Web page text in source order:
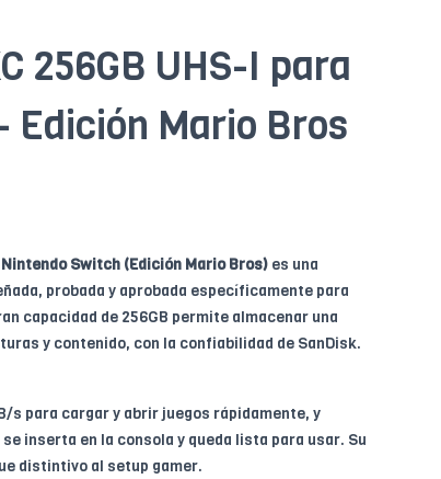
256GB UHS-I para
Mario Bros
Switch (Edición Mario Bros) es una
probada y aprobada específicamente para
capacidad de 256GB permite almacenar una
y contenido, con la confiabilidad de SanDisk.
s para cargar y abrir juegos rápidamente, y
inserta en la consola y queda lista para usar. Su
distintivo al setup gamer.